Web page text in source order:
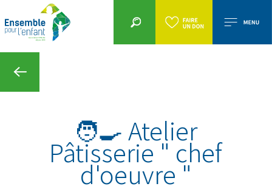
🧑‍🍳 Atelier
Pâtisserie " chef
d'oeuvre "